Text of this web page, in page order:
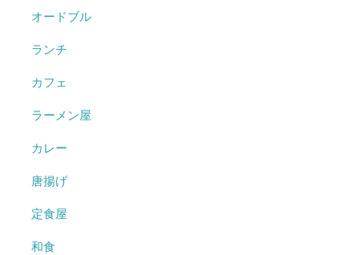
オードブル
ランチ
カフェ
ラーメン屋
カレー
唐揚げ
定食屋
和食